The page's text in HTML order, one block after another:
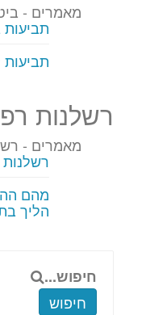
מאמרים -
תביעות
רשלנות
מאמרים -
מהם
הליך
חיפוש...
חיפוש